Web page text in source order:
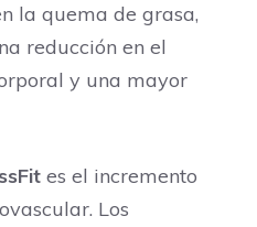
la quema de grasa,
reducción en el
y una mayor
es el incremento
Los